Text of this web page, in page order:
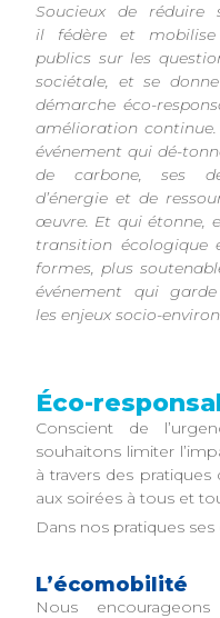
Soucieux de réduire
il fédère et mobilise
publics sur les
sociétale, et se
démarche éco-
amélioration
événement qui dé-
de carbone, ses
d’énergie et de
œuvre. Et qui étonne,
transition écologique
formes, plus
événement qui
les enjeux socio-
Éco-
Conscient de
souhaitons limiter
à travers des
aux soirées à tous et
Dans nos pratiques
L’écomobilité
Nous